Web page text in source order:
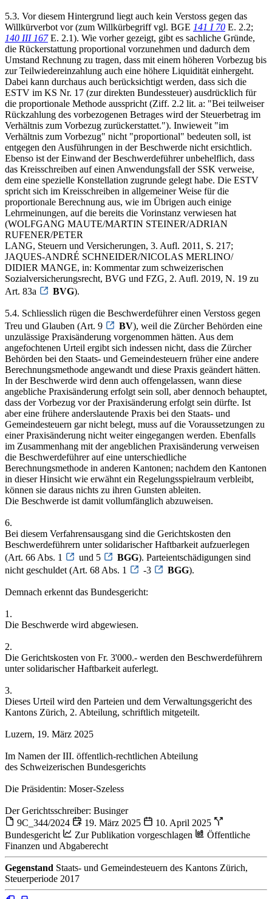
5.3. Vor diesem Hintergrund liegt auch kein Verstoss gegen das
Willkürverbot vor (zum Willkürbegriff vgl. BGE 141 I 70 E. 2.2;
140 III 167E. 2.1). Wie vorher gezeigt, gibt es sachliche Gründe,
die Rückerstattung proportional vorzunehmen und dadurch dem
Umstand Rechnung zu tragen, dass mit einem höheren Vorbezug bis
zur Teilwiedereinzahlung auch eine höhere Liquidität einhergeht.
Dabei kann durchaus auch berücksichtigt werden, dass sich die
ESTV im KS Nr. 17 (zur direkten Bundessteuer) ausdrücklich für
die proportionale Methode ausspricht (Ziff. 2.2 lit. a: "Bei teilweiser
Rückzahlung des vorbezogenen Betrages wird der Steuerbetrag im
Verhältnis zum Vorbezug zurückerstattet."). Inwieweit "im
Verhältnis zum Vorbezug" nicht "proportional" bedeuten soll, ist
entgegen den Ausführungen in der Beschwerde nicht ersichtlich.
Ebenso ist der Einwand der Beschwerdeführer unbehelflich, dass
das Kreisschreiben auf einen Anwendungsfall der SSK verweise,
dem eine spezielle Konstellation zugrunde gelegt habe. Die ESTV
spricht sich im Kreisschreiben in allgemeiner Weise für die
proportionale Berechnung aus, wie im Übrigen auch einige
Lehrmeinungen, auf die bereits die Vorinstanz verwiesen hat
(WOLFGANG MAUTE/MARTIN STEINER/ADRIAN
RUFENER/PETER
LANG, Steuern und Versicherungen, 3. Aufl. 2011, S. 217;
JAQUES-ANDRÉ SCHNEIDER/NICOLAS MERLINO/
DIDIER MANGE, in: Kommentar zum schweizerischen
Sozialversicherungsrecht, BVG und FZG, 2. Aufl. 2019, N. 19 zu
Art. 83a
BVG).
5.4. Schliesslich rügen die Beschwerdeführer einen Verstoss gegen
Treu und Glauben (Art. 9
BV), weil die Zürcher Behörden eine
unzulässige Praxisänderung vorgenommen hätten. Aus dem
angefochtenen Urteil ergibt sich indessen nicht, dass die Zürcher
Behörden bei den Staats- und Gemeindesteuern früher eine andere
Berechnungsmethode angewandt und diese Praxis geändert hätten.
In der Beschwerde wird denn auch offengelassen, wann diese
angebliche Praxisänderung erfolgt sein soll, aber dennoch behauptet,
dass der Vorbezug vor der Praxisänderung erfolgt sein dürfte. Ist
aber eine frühere anderslautende Praxis bei den Staats- und
Gemeindesteuern gar nicht belegt, muss auf die Voraussetzungen zu
einer Praxisänderung nicht weiter eingegangen werden. Ebenfalls
im Zusammenhang mit der angeblichen Praxisänderung verweisen
die Beschwerdeführer auf eine unterschiedliche
Berechnungsmethode in anderen Kantonen; nachdem den Kantonen
in dieser Hinsicht wie erwähnt ein Regelungsspielraum verbleibt,
können sie daraus nichts zu ihren Gunsten ableiten.
Die Beschwerde ist damit vollumfänglich abzuweisen.
6.
Bei diesem Verfahrensausgang sind die Gerichtskosten den
Beschwerdeführern unter solidarischer Haftbarkeit aufzuerlegen
(Art. 66 Abs. 1
und 5 BGG). Parteientschädigungen sind
nicht geschuldet (Art. 68 Abs. 1
-3 BGG).
Demnach erkennt das Bundesgericht:
1.
Die Beschwerde wird abgewiesen.
2.
Die Gerichtskosten von Fr. 3'000.- werden den Beschwerdeführern
unter solidarischer Haftbarkeit auferlegt.
3.
Dieses Urteil wird den Parteien und dem Verwaltungsgericht des
Kantons Zürich, 2. Abteilung, schriftlich mitgeteilt.
Luzern, 19. März 2025
Im Namen der III. öffentlich-rechtlichen Abteilung
des Schweizerischen Bundesgerichts
Die Präsidentin: Moser-Szeless
Der Gerichtsschreiber: Businger
9C_344/2024
19. März 2025
10. April 2025
Bundesgericht
Zur Publikation vorgeschlagen
Öffentliche
Finanzen und Abgaberecht
Gegenstand Staats- und Gemeindesteuern des Kantons Zürich,
Steuerperiode 2017